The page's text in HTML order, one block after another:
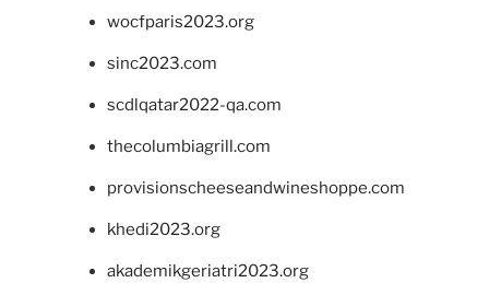
wocfparis2023.org
sinc2023.com
scdlqatar2022-qa.com
thecolumbiagrill.com
provisionscheeseandwineshoppe.com
khedi2023.org
akademikgeriatri2023.org